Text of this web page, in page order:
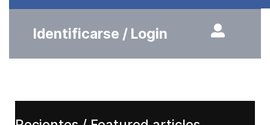
Identificarse / Login